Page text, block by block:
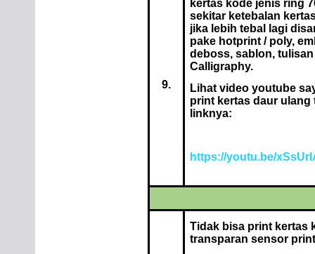
9.
kertas kode jenis ring
sekitar ketebalan
jika lebih tebal lagi
pake hotprint / poly,
deboss, sablon,
Calligraphy.
Lihat video youtube
print kertas daur ulang
linknya:
https://youtu.be/
Tidak bisa print kertas
transparan sensor